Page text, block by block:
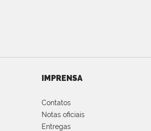
IMPRENSA
Contatos
Notas oficiais
Entregas